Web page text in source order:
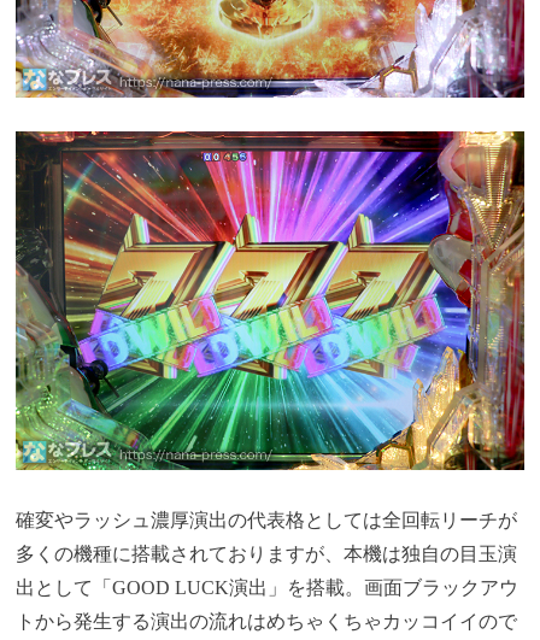
確変やラッシュ濃厚演出の代表格としては全回転リーチが
多くの機種に搭載されておりますが、本機は独自の目玉演
出として「GOOD LUCK演出」を搭載。画面ブラックアウ
トから発生する演出の流れはめちゃくちゃカッコイイので